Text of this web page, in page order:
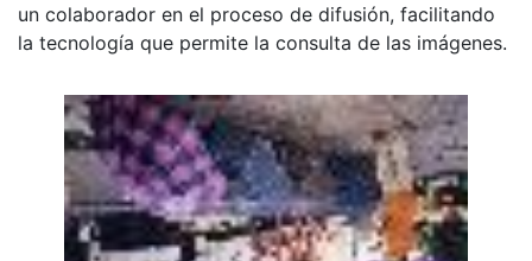
un colaborador en el proceso de difusión, facilitando
la tecnología que permite la consulta de las imágenes.